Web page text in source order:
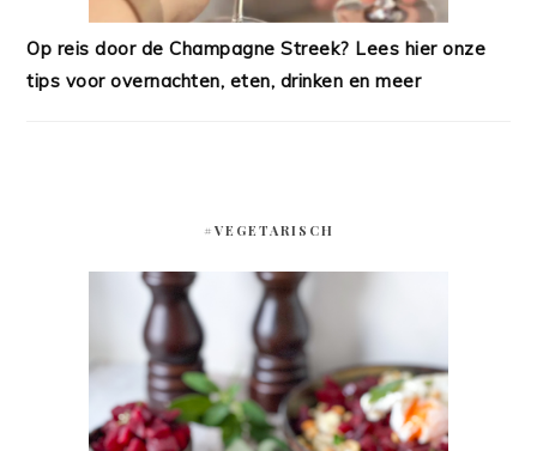
Op reis door de Champagne Streek? Lees hier onze
tips voor overnachten, eten, drinken en meer
#VEGETARISCH